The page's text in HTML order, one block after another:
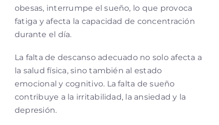
obesas, interrumpe el sueño, lo que provoca
fatiga y afecta la capacidad de concentración
durante el día.
La falta de descanso adecuado no solo afecta a
la salud física, sino también al estado
emocional y cognitivo. La falta de sueño
contribuye a la irritabilidad, la ansiedad y la
depresión.